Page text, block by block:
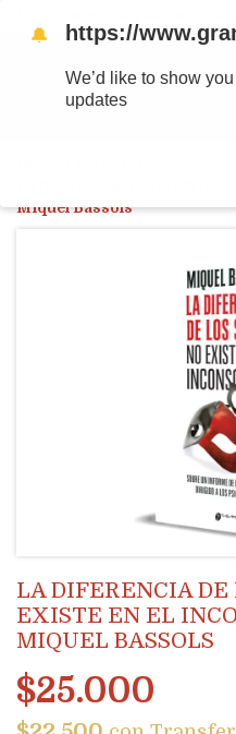
La diferencia de los sexos
Miquel Bassols
LA DIFERENCIA DE
EXISTE EN EL
MIQUEL BASSOLS
$25.000
🔔 https://
We’d like to show
updates